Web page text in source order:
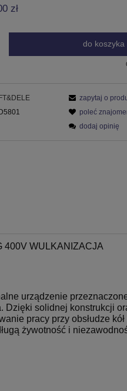
zł
do koszyka
zapytaj o
poleć
dodaj opinię
400V WULKANIZACJA
urządzenie
solidnej konstrukcji
pracy przy obsłudze kół
żywotność i